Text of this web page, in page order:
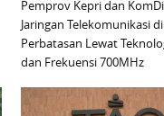
Pemprov Kepri dan
Jaringan Telekomunikasi
Perbatasan Lewat
dan Frekuensi 700MHz